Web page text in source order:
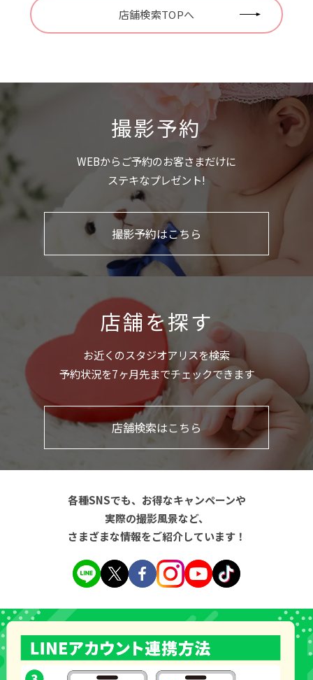
店舗検索TOPへ
撮影予約
WEBからご予約のお客さまだけに
ステキなプレゼント!
撮影予約はこちら
店舗を探す
お近くのスタジオアリスを検索
予約状況を7ヶ月先までチェックできます
店舗検索はこちら
各種SNSでも、お得なキャンペーンや
実際の撮影風景など、
さまざまな情報をご紹介しています！